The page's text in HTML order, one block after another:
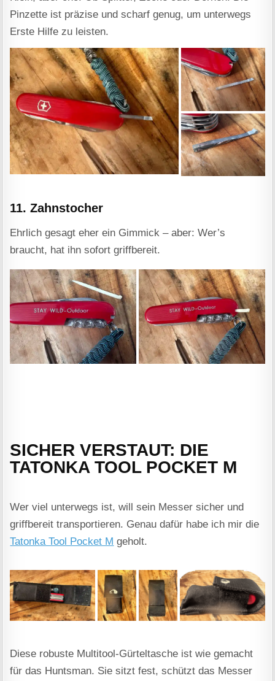
Pinzette ist präzise und scharf genug, um unterwegs
Erste Hilfe zu leisten.
11. Zahnstocher
Ehrlich gesagt eher ein Gimmick – aber: Wer’s
braucht, hat ihn sofort griffbereit.
SICHER VERSTAUT: DIE
TATONKA TOOL POCKET M
Wer viel unterwegs ist, will sein Messer sicher und
griffbereit transportieren. Genau dafür habe ich mir die
Tatonka Tool Pocket M geholt.
Diese robuste Multitool-Gürteltasche ist wie gemacht
für das Huntsman. Sie sitzt fest, schützt das Messer